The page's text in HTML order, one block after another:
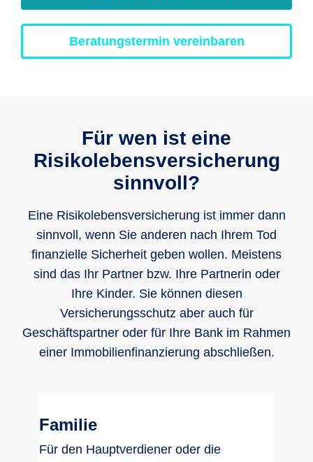
Beratungstermin vereinbaren
Für wen ist eine
Risikolebensversicherung
sinnvoll?
Eine Risikolebensversicherung ist immer dann
sinnvoll, wenn Sie anderen nach Ihrem Tod
finanzielle Sicherheit geben wollen. Meistens
sind das Ihr Partner bzw. Ihre Partnerin oder
Ihre Kinder. Sie können diesen
Versicherungsschutz aber auch für
Geschäftspartner oder für Ihre Bank im Rahmen
einer Immobilienfinanzierung abschließen.
Familie
Für den Hauptverdiener oder die